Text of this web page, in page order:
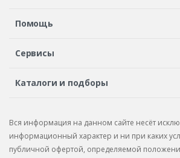
Регистрация или вход
Помощь
Шины в кредит
Сервисы
Автосервисы
Бонусная программа
Рекламации по услугам
Каталоги и подборы
Подбор запчастей
Каталог запчастей
Вся информация на данном сайте несёт
информационный характер и ни при каких
публичной офертой, определяемой